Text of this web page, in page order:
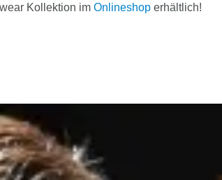
Kollektion im Onlineshop erhältlich!